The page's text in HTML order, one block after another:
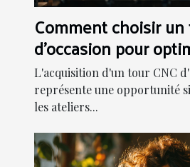
Comment choisir un
d'occasion pour
production
L'acquisition d'un tour CNC
représente une opportunité
les ateliers...